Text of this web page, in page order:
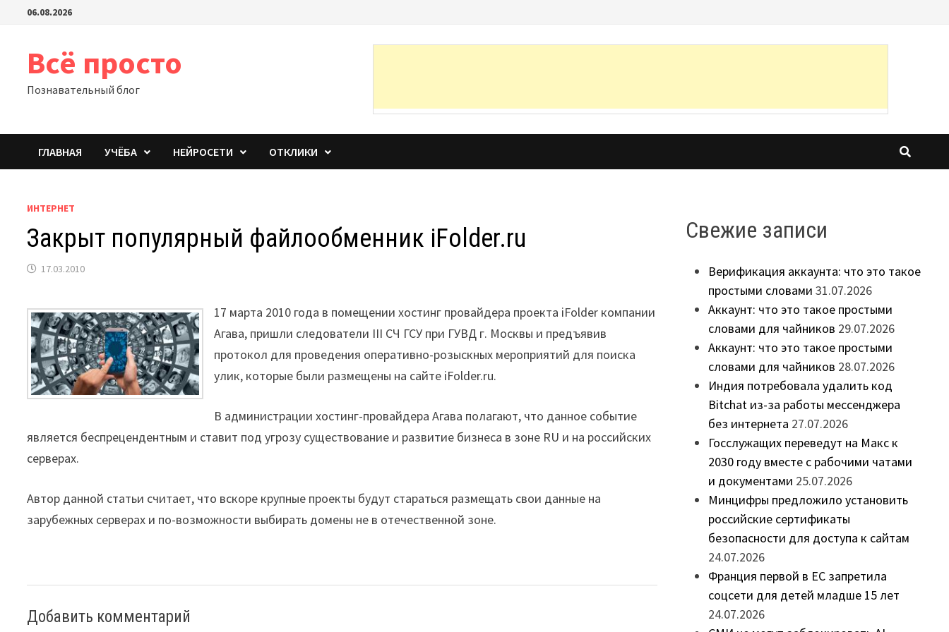
Перейти06.08.2026
Всё просто
Познавательный блог
ГЛАВНАЯ УЧЁБА НЕЙРОСЕТИ ОТКЛИКИ
ИНТЕРНЕТ
Закрыт популярный файлообменник iFolder.ru
17.03.2010
17 марта 2010 года в помещении хостинг провайдера проекта iFolder компании
Агава, пришли следователи III СЧ ГСУ при ГУВД г. Москвы и предъявив
протокол для проведения оперативно-розыскных мероприятий для поиска
улик, которые были размещены на сайте iFolder.ru.
В администрации хостинг-провайдера Агава полагают, что данное событие
является беспрецендентным и ставит под угрозу существование и развитие бизнеса в зоне RU и на российских
серверах.
Автор данной статьи считает, что вскоре крупные проекты будут стараться размещать свои данные на
зарубежных серверах и по-возможности выбирать домены не в отечественной зоне.
Добавить комментарий
Свежие записи
Верификация аккаунта: что это такое
простыми словами 31.07.2026
Аккаунт: что это такое простыми
словами для чайников 29.07.2026
Аккаунт: что это такое простыми
словами для чайников 28.07.2026
Индия потребовала удалить код
Bitchat из-за работы мессенджера
без интернета 27.07.2026
Госслужащих переведут на Макс к
2030 году вместе с рабочими чатами
и документами 25.07.2026
Минцифры предложило установить
российские сертификаты
безопасности для доступа к сайтам
24.07.2026
Франция первой в ЕС запретила
соцсети для детей младше 15 лет
24.07.2026